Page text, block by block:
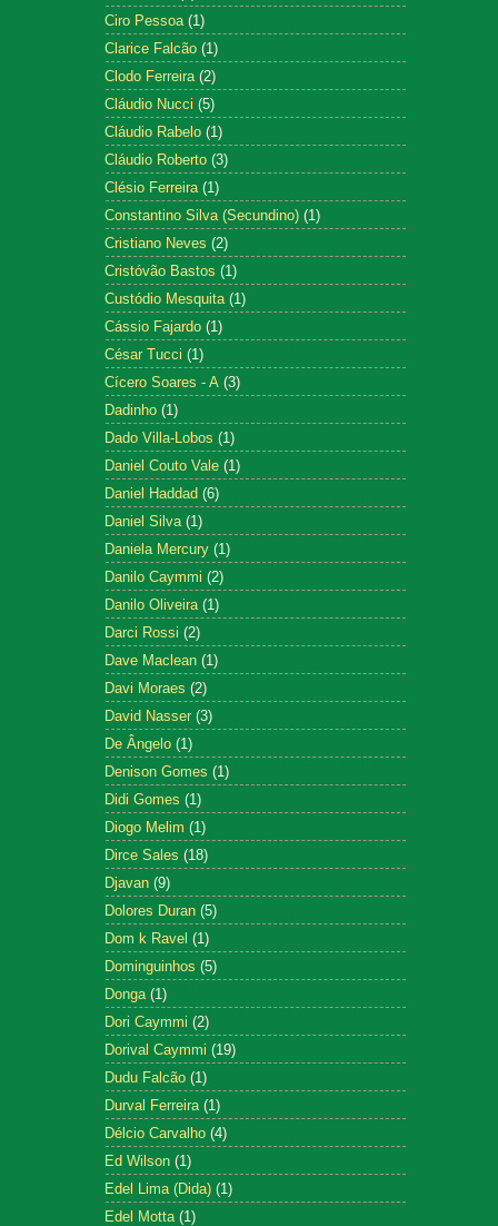
Ciro Pessoa (1)
Clarice Falcão (1)
Clodo Ferreira (2)
Cláudio Nucci (5)
Cláudio Rabelo (1)
Cláudio Roberto (3)
Clésio Ferreira (1)
Constantino Silva (Secundino) (1)
Cristiano Neves (2)
Cristóvão Bastos (1)
Custódio Mesquita (1)
Cássio Fajardo (1)
César Tucci (1)
Cícero Soares - A (3)
Dadinho (1)
Dado Villa-Lobos (1)
Daniel Couto Vale (1)
Daniel Haddad (6)
Daniel Silva (1)
Daniela Mercury (1)
Danilo Caymmi (2)
Danilo Oliveira (1)
Darci Rossi (2)
Dave Maclean (1)
Davi Moraes (2)
David Nasser (3)
De Ângelo (1)
Denison Gomes (1)
Didi Gomes (1)
Diogo Melim (1)
Dirce Sales (18)
Djavan (9)
Dolores Duran (5)
Dom k Ravel (1)
Dominguinhos (5)
Donga (1)
Dori Caymmi (2)
Dorival Caymmi (19)
Dudu Falcão (1)
Durval Ferreira (1)
Délcio Carvalho (4)
Ed Wilson (1)
Edel Lima (Dida) (1)
Edel Motta (1)